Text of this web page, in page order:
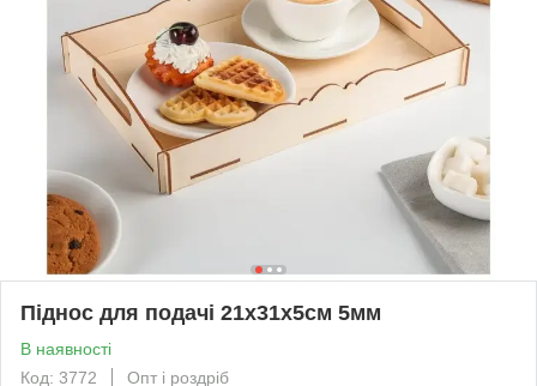
Піднос для подачі 21х31х5см 5мм
В наявності
Код: 3772
Опт і роздріб